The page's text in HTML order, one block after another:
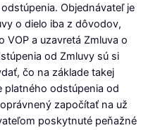
Objednávateľ je
o dielo iba z dôvodov,
VOP a uzavretá Zmluva o
od Zmluvy sú si
čo na základe takej
platného odstúpenia od
započítať na už
poskytnuté peňažné